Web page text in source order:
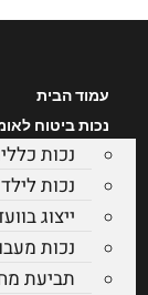
דלג
עמוד הבית
נכות ביטוח
נכות
נכות לילד
ייצוג
נכות
תביעת